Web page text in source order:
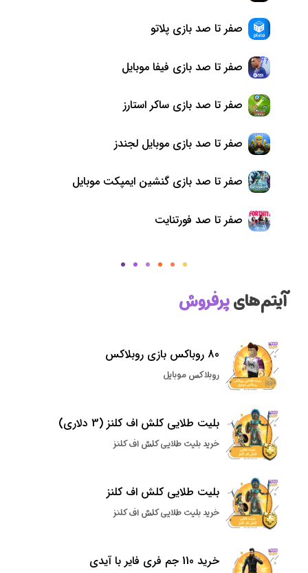
صفر تا صد بازی پلاتو
صفر تا صد بازی فیفا موبایل
صفر تا صد بازی ساکر استارز
صفر تا صد بازی موبایل لجندز
صفر تا صد بازی گنشین ایمپکت موبایل
صفر تا صد فورتنایت
آیتم‌هایپرفروش
80 روباکس بازی روبلاکس
روبلاکس موبایل
بلیت طلایی کلش اف کلنز (3 دلاری)
خرید بلیت طلایی کلش اف کلنز
بلیت طلایی کلش اف کلنز
خرید بلیت طلایی کلش اف کلنز
خرید 110 جم فری فایر با آیدی